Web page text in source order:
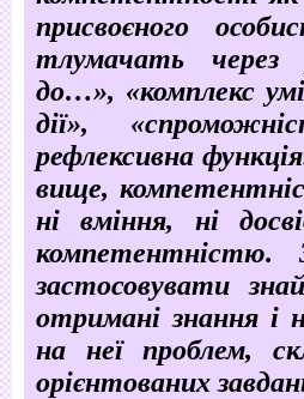
присвоєного
тлумачать через
до…», «комплекс
дії»,
рефлексивна
вище,
ні вміння, ні
компетентністю.
застосовувати
отримані знання і
на неї проблем,
орієнтованих